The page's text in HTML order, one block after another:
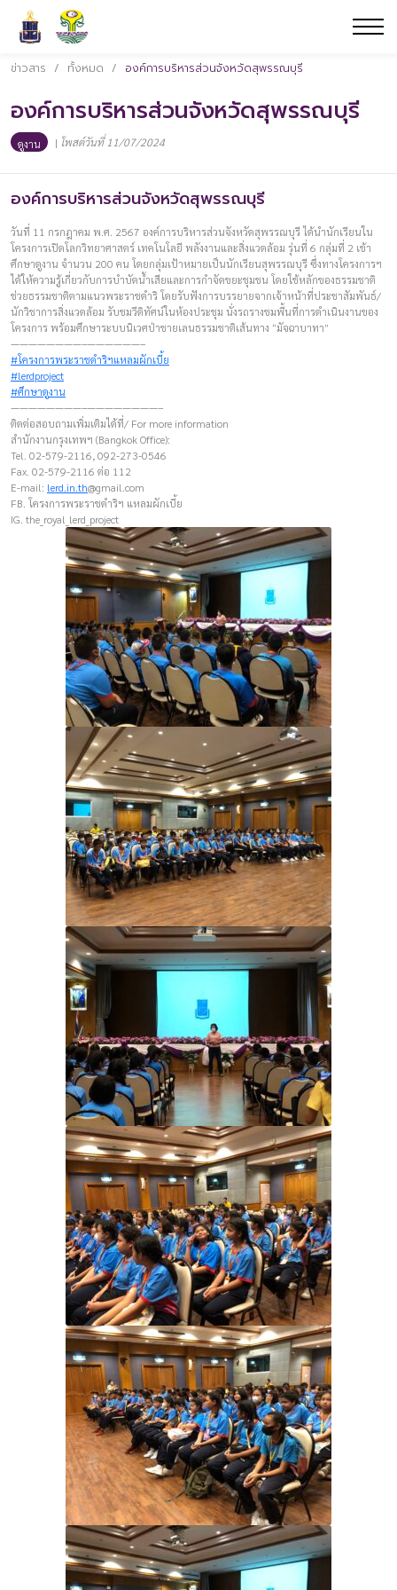
ข่าวสาร / ทั้งหมด / องค์การบริหารส่วนจังหวัดสุพรรณบุรี
องค์การบริหารส่วนจังหวัดสุพรรณบุรี
ดูงาน | โพสต์วันที่ 11/07/2024
องค์การบริหารส่วนจังหวัดสุพรรณบุรี
วันที่ 11 กรกฎาคม พ.ศ. 2567 องค์การบริหารส่วนจังหวัดสุพรรณบุรี ได้นำนักเรียนใน
โครงการเปิดโลกวิทยาศาสตร์ เทคโนโลยี พลังงานและสิ่งแวดล้อม รุ่นที่ 6 กลุ่มที่ 2 เข้า
ศึกษาดูงาน จำนวน 200 คน โดยกลุ่มเป้าหมายเป็นนักเรียนสุพรรณบุรี ซึ่งทางโครงการฯ
ได้ให้ความรู้เกี่ยวกับการบำบัดน้ำเสียและการกำจัดขยะชุมชน โดยใช้หลักของธรรมชาติ
ช่วยธรรมชาติตามแนวพระราชดำริ โดยรับฟังการบรรยายจากเจ้าหน้าที่ประชาสัมพันธ์/
นักวิชาการสิ่งแวดล้อม รับชมวีดิทัศน์ในห้องประชุม นั่งรถรางชมพื้นที่การดำเนินงานของ
โครงการ พร้อมศึกษาระบบนิเวศป่าชายเลนธรรมชาติเส้นทาง “มัจฉาบาทา”
————————–——————–
#โครงการพระราชดำริฯแหลมผักเบี้ย
#lerdproject
#ศึกษาดูงาน
————————–————————–
ติดต่อสอบถามเพิ่มเติมได้ที่/ For more information
สำนักงานกรุงเทพฯ (Bangkok Office):
Tel. 02-579-2116, 092-273-0546
Fax. 02-579-2116 ต่อ 112
E-mail: lerd.in.th@gmail.com
FB. โครงการพระราชดำริฯ แหลมผักเบี้ย
IG. the_royal_lerd_project